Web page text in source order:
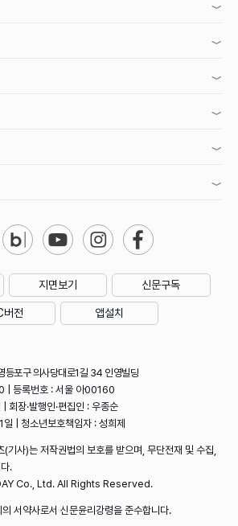
지면보기 신문구독
버전 앱설치
등포구 의사당대로1길 34 인영빌딩
등록번호 : 서울 아00160
장·발행인·편집인 : 우종순
| 청소년보호책임자 : 성희제
(기사)는 저작권법의 보호를 받으며, 무단전재 및 수집,
.
Co., Ltd. All Rights Reserved.
서약사로서 신문윤리강령을 준수합니다.